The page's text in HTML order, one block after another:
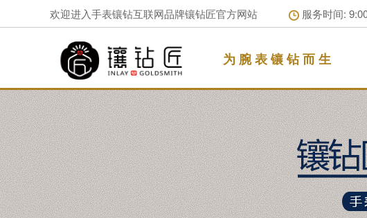
欢迎进入手表镶钻互联网品牌镶钻匠官方网站 服务时间:
为 腕 表 镶 钻 而 生